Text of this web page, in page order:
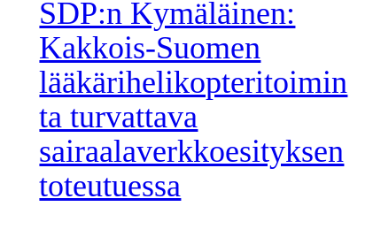
SDP:n Kymäläinen:
Kakkois-Suomen
lääkärihelikopteritoimin
ta turvattava
sairaalaverkkoesityksen
toteutuessa